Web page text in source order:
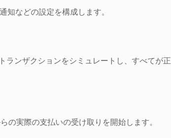
などの設定を構成します。
ンザクションをシミュレートし、すべてが正
実際の支払いの受け取りを開始します。